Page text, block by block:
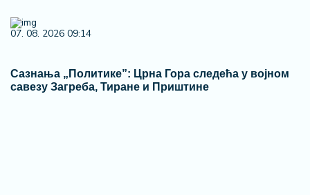
07. 08. 2026 09:14
Сазнања „Политике”: Црна Гора следећа у војном
савезу Загреба, Тиране и Приштине